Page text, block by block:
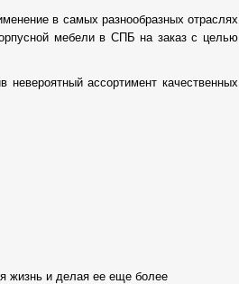
в самых разнообразных отраслях
мебели в СПБ на заказ с целью
ассортимент качественных
жизнь и делая ее еще более